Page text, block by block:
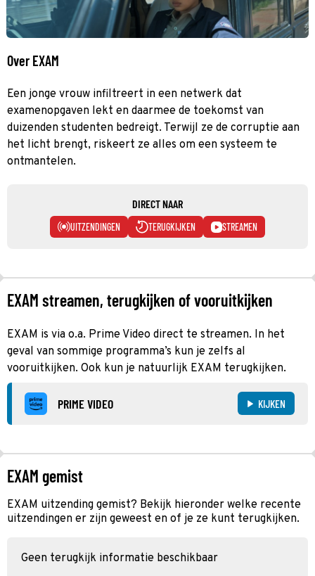
Over EXAM
Een jonge vrouw infiltreert in een netwerk dat
examenopgaven lekt en daarmee de toekomst van
duizenden studenten bedreigt. Terwijl ze de corruptie aan
het licht brengt, riskeert ze alles om een ​​systeem te
ontmantelen.
DIRECT NAAR
UITZENDINGEN TERUGKIJKEN STREAMEN
EXAM streamen, terugkijken of vooruitkijken
EXAM is via o.a. Prime Video direct te streamen. In het
geval van sommige programma’s kun je zelfs al
vooruitkijken. Ook kun je natuurlijk EXAM terugkijken.
PRIME VIDEO KIJKEN
EXAM gemist
EXAM uitzending gemist? Bekijk hieronder welke recente
uitzendingen er zijn geweest en of je ze kunt terugkijken.
Geen terugkijk informatie beschikbaar